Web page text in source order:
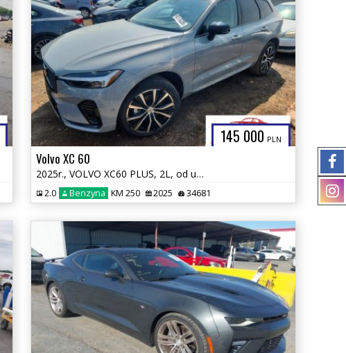
145 000 PLN
Volvo XC 60
2025r., VOLVO XC60 PLUS, 2L, od ubezpieczalni
2.0 Benzyna KM 250 2025 34681